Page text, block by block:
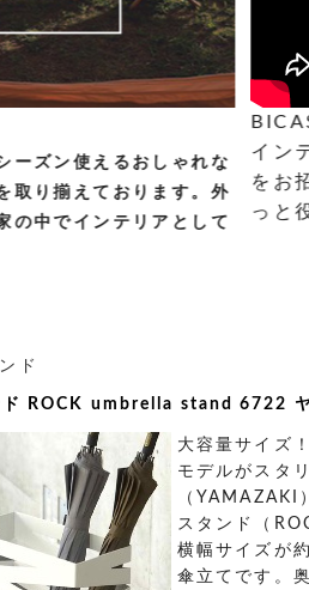
ド
ド ROCK umbrella stand 6722
大容量サイズ
モデルがスタ
（YAMAZAKI
スタンド（
横幅サイズが
傘立てです。